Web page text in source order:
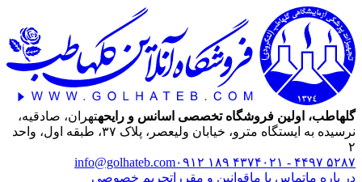
گلهاطب، اولین فروشگاه تخصصی اسانس و رایحهتهران، صادقیه،
نرسیده به ایستگاه مترو، خیابان ولیعصر، پلاک ۳۷، طبقه اول، واحد
۲
۰۲۱ - ۴۴۹۷ ۵۲۸۷ ۰۹۱۲ ۱۸۹ ۴۳۷۴info@golhateb.com
در باره ماتماس با ماقوانین و مقرراتحریم خصوصی